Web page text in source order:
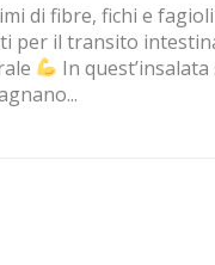
di fibre, fichi e
per il transito
In quest’insalata